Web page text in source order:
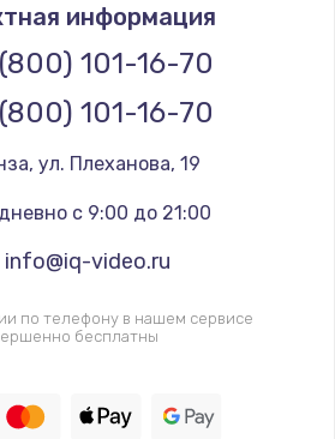
южного моста
от 2600 руб.
Заказать
разъема питания
от 1060 руб.
вебкамеры
информация
101-16-70
101-16-70
, ул. Плеханова, 19
с 9:00 до 21:00
info@iq-video.ru
по телефону в нашем сервисе
бесплатны